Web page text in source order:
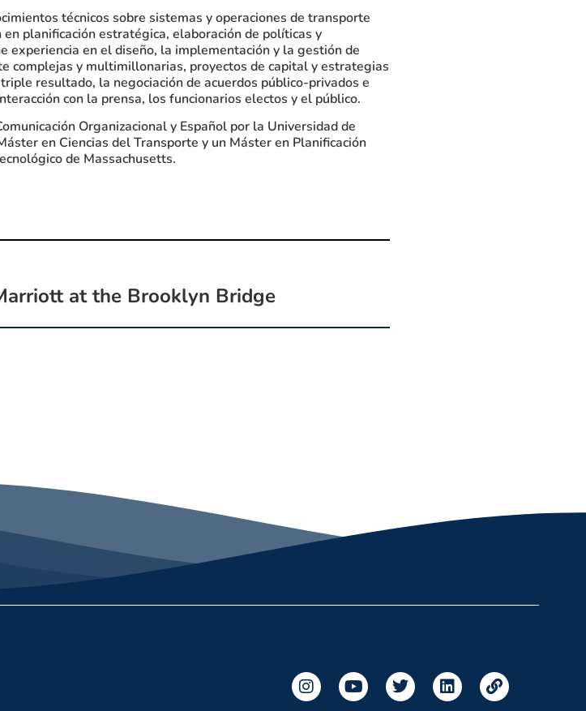
técnicos sobre sistemas y operaciones de transporte
planificación estratégica, elaboración de políticas y
experiencia en el diseño, la implementación y la gestión de
complejas y multimillonarias, proyectos de capital y estrategias
resultado, la negociación de acuerdos público-privados e
con la prensa, los funcionarios electos y el público.
Organizacional y Español por la Universidad de
en Ciencias del Transporte y un Máster en Planificación
de Massachusetts.
at the Brooklyn Bridge